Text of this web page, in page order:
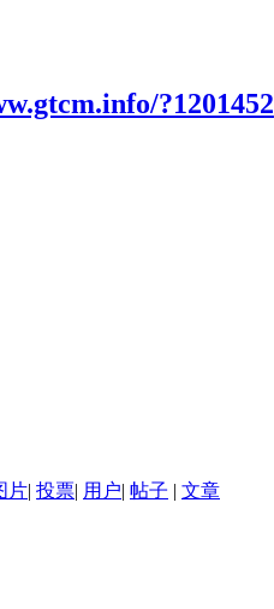
?1201452
片| 投票| 用户| 帖子 | 文章